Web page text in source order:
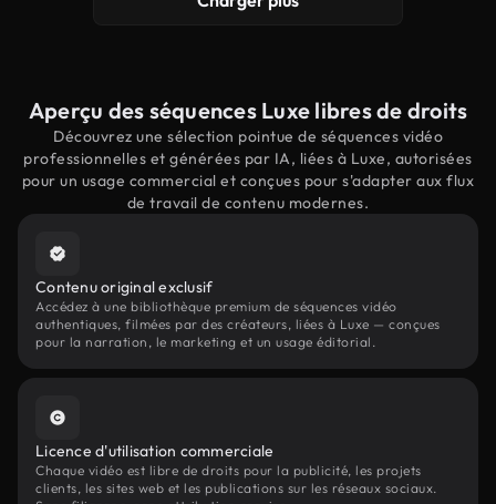
Aperçu des séquences Luxe libres de droits
Découvrez une sélection pointue de séquences vidéo
professionnelles et générées par IA, liées à Luxe, autorisées
pour un usage commercial et conçues pour s'adapter aux flux
de travail de contenu modernes.
Contenu original exclusif
Accédez à une bibliothèque premium de séquences vidéo
authentiques, filmées par des créateurs, liées à Luxe — conçues
pour la narration, le marketing et un usage éditorial.
Licence d'utilisation commerciale
Chaque vidéo est libre de droits pour la publicité, les projets
clients, les sites web et les publications sur les réseaux sociaux.